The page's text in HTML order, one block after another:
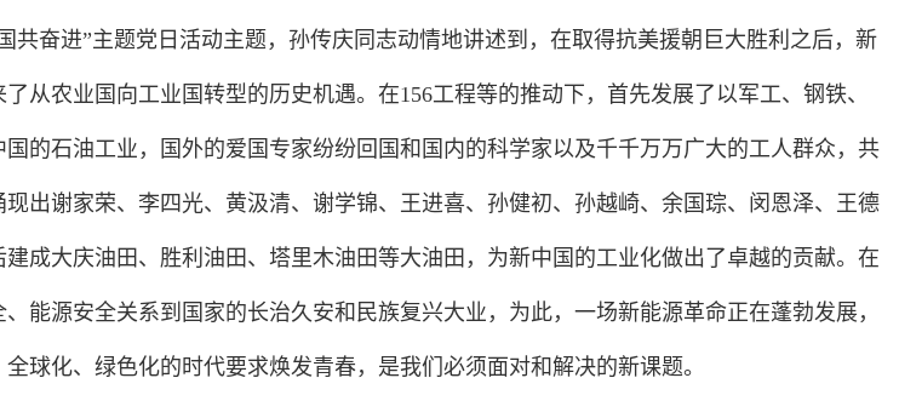
共奋进”主题党日活动主题，孙传庆同志动情地讲述到，在取得抗美援朝巨大胜利之后，新
从农业国向工业国转型的历史机遇。在156工程等的推动下，首先发展了以军工、钢铁、
的石油工业，国外的爱国专家纷纷回国和国内的科学家以及千千万万广大的工人群众，共
出谢家荣、李四光、黄汲清、谢学锦、王进喜、孙健初、孙越崎、余国琮、闵恩泽、王德
成大庆油田、胜利油田、塔里木油田等大油田，为新中国的工业化做出了卓越的贡献。在
能源安全关系到国家的长治久安和民族复兴大业，为此，一场新能源革命正在蓬勃发展，
球化、绿色化的时代要求焕发青春，是我们必须面对和解决的新课题。